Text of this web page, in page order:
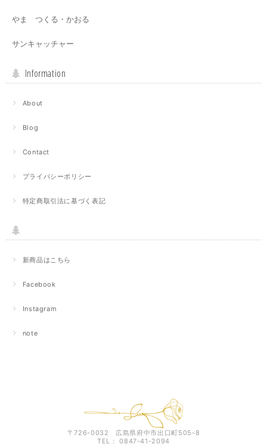
やま つくる・かおる
サンキャッチャー
Information
About
Blog
Contact
プライバシーポリシー
特定商取引法に基づく表記
新商品はこちら
Facebook
Instagram
note
〒726-0032 広島県府中市出口町505-8
TEL： 0847-41-2094